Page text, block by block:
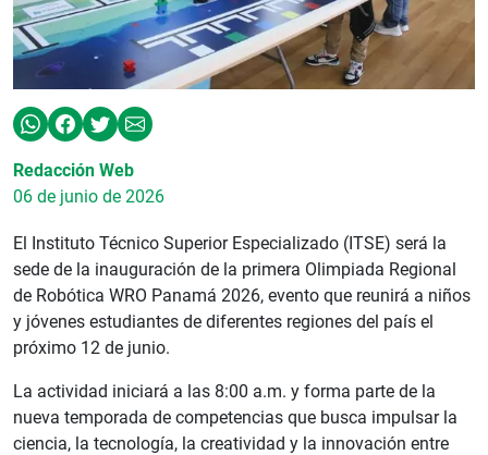
Redacción Web
06 de junio de 2026
El Instituto Técnico Superior Especializado (ITSE) será la
sede de la inauguración de la primera Olimpiada Regional
de Robótica WRO Panamá 2026, evento que reunirá a niños
y jóvenes estudiantes de diferentes regiones del país el
próximo 12 de junio.
La actividad iniciará a las 8:00 a.m. y forma parte de la
nueva temporada de competencias que busca impulsar la
ciencia, la tecnología, la creatividad y la innovación entre